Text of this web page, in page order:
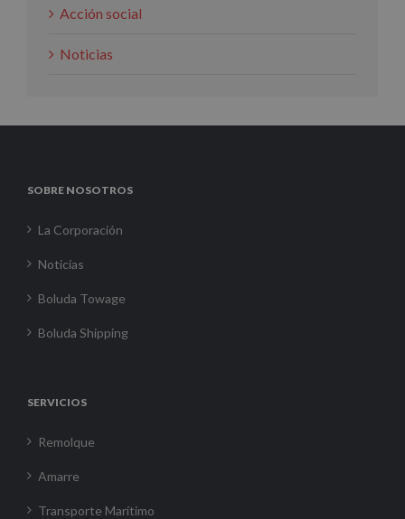
Acción social
Noticias
SOBRE NOSOTROS
La Corporación
Noticias
Boluda Towage
Boluda Shipping
SERVICIOS
Remolque
Amarre
Transporte Marítimo